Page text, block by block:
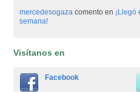
mercedesogaza comento en ¡Llegó
semana!
Visítanos en
Facebook